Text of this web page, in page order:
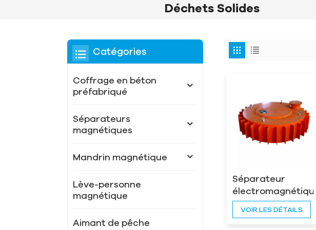
Déchets Solides
Séparateur
électromagnétique
suspendu RCDB
VOIR LES DÉTAILS
Catégories
Coffrage en béton
préfabriqué
Séparateurs
magnétiques
Mandrin magnétique
Lève-personne
magnétique
Aimant de pêche